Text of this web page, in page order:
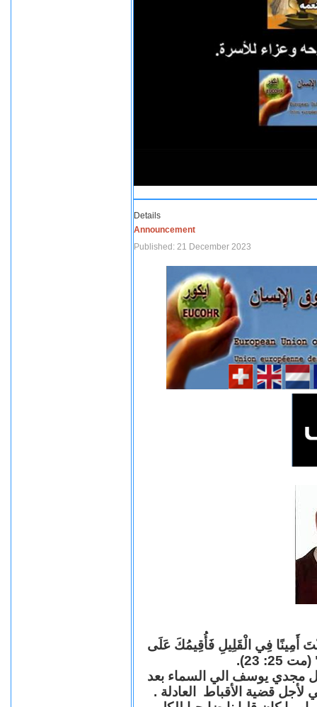
Details
Announcement
Published: 21 December 2023
أَمِينًا فِي الْقَلِيلِ فَأُقِيمُكَ عَلَى
23).
مجدي يوسف الي السماء بعد
قضية الأقباط العادلة .